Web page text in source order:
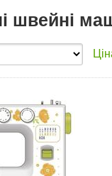
швейні